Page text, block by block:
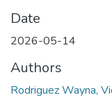
Date
2026-05-14
Authors
Rodriguez Wayna,